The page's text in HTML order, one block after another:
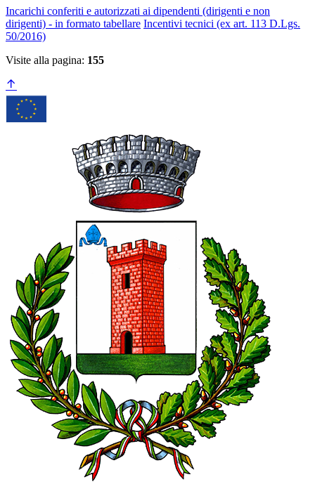
Incarichi conferiti e autorizzati ai dipendenti (dirigenti e non
dirigenti) - in formato tabellare Incentivi tecnici (ex art. 113 D.Lgs.
50/2016)
Visite alla pagina: 155